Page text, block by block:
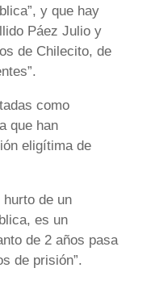
y que hay
Páez Julio y
de Chilecito, de
como
que han
eligítima de
de un
es un
de 2 años pasa
de prisión”.